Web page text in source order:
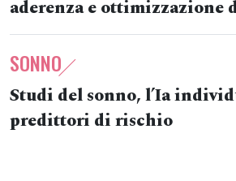
aderenza e ottimizzazione
SONNO
Studi del sonno, l’Ia
predittori di rischio